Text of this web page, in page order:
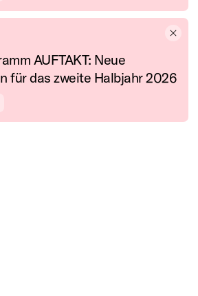
AUFTAKT: Neue
für das zweite Halbjahr 2026